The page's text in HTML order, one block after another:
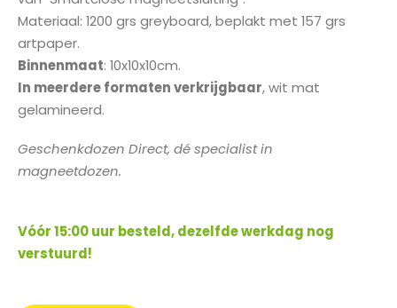
Materiaal: 1200 grs greyboard, beplakt met 157 grs
artpaper.
Binnenmaat: 10x10x10cm.
In meerdere formaten verkrijgbaar, wit mat
gelamineerd.
Geschenkdozen Direct, dé specialist in
magneetdozen.
Vóór 15:00 uur besteld, dezelfde werkdag nog
verstuurd!